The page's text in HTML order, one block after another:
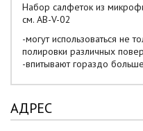
Набор салфеток из
см. AB-V-02
-могут использоваться не
полировки различных
-впитывают гораздо
АДРЕС